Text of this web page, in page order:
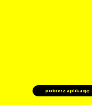
pobierz aplikację